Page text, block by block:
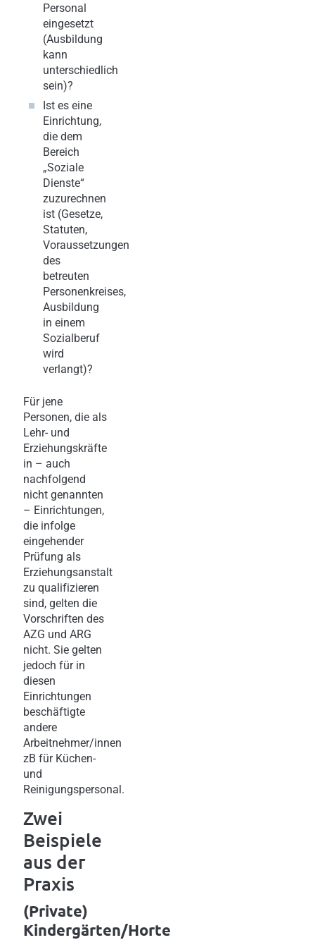
Personal
eingesetzt
(Ausbildung
kann
unterschiedlich
sein)?
Ist es eine
Einrichtung,
die dem
Bereich
„Soziale
Dienste“
zuzurechnen
ist (Gesetze,
Statuten,
Voraussetzungen
des
betreuten
Personenkreises,
Ausbildung
in einem
Sozialberuf
wird
verlangt)?
Für jene
Personen, die als
Lehr- und
Erziehungskräfte
in – auch
nachfolgend
nicht genannten
– Einrichtungen,
die infolge
eingehender
Prüfung als
Erziehungsanstalt
zu qualifizieren
sind, gelten die
Vorschriften des
AZG und ARG
nicht. Sie gelten
jedoch für in
diesen
Einrichtungen
beschäftigte
andere
Arbeitnehmer/innen
zB für Küchen-
und
Reinigungspersonal.
Zwei
Beispiele
aus der
Praxis
(Private)
Kindergärten/Horte